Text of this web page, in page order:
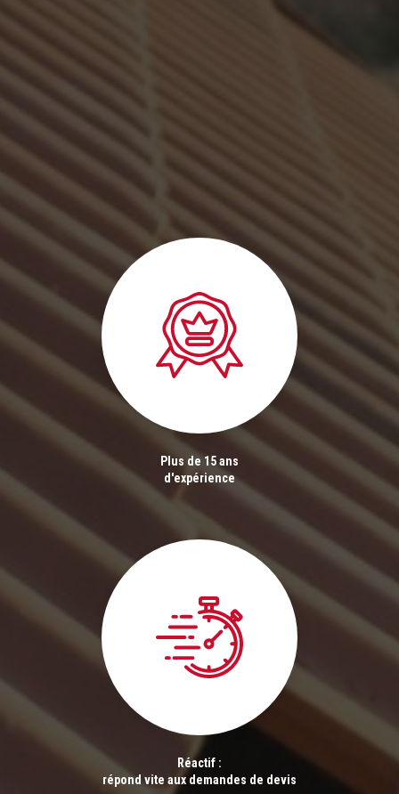
Plus de 15 ans
d'expérience
Réactif :
répond vite aux demandes de devis